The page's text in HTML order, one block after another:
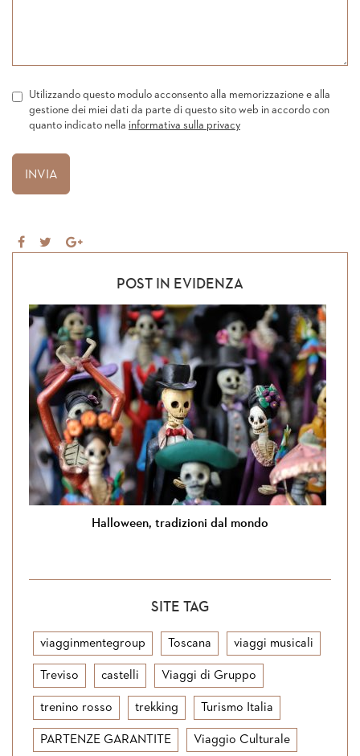
Utilizzando questo modulo acconsento alla memorizzazione e alla
gestione dei miei dati da parte di questo sito web in accordo con
quanto indicato nella informativa sulla privacy
Share TweetShare
Google+POST IN EVIDENZA
Halloween, tradizioni dal mondo
SITE TAG
viagginmentegroup Toscana viaggi musicali
Treviso castelli Viaggi di Gruppo
trenino rosso trekking Turismo Italia
PARTENZE GARANTITE Viaggio Culturale